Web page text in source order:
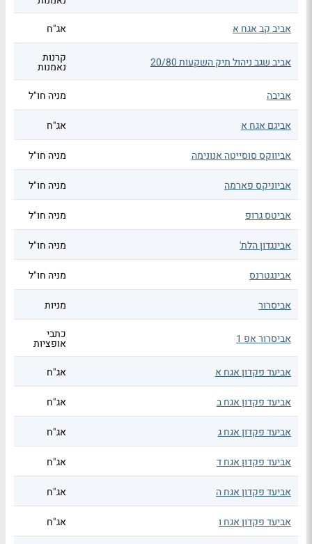
אביב קב אגח א
אג"ח
אביב שגב ניהול תיק השקעות 20/80 קרנות
נאמנות
אביבה
מניה חו"ל
אביגם אגח א אג"ח
אביווקס סוסייטה אנונימה מניה חו"ל
אביוניקס פארמה מניה חו"ל
אביטס גרופ מניה חו"ל
אבינגדון הלת' מניה חו"ל
אבינגטרנס מניה חו"ל
אביסרור מניות
אביסרור אפ 1 כתבי
אופציות
אביעד פקדון אגח א
אג"ח
אביעד פקדון אגח ב אג"ח
אביעד פקדון אגח ג אג"ח
אביעד פקדון אגח ד אג"ח
אביעד פקדון אגח ה אג"ח
אביעד פקדון אגח ו אג"ח